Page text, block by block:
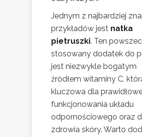
Jednym z najbardziej
przykładów jest natka
pietruszki. Ten
stosowany dodatek do
jest niezwykle bogatym
źródłem witaminy C,
kluczowa dla
funkcjonowania układu
odpornościowego oraz
zdrowia skóry. Warto